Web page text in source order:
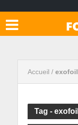
Accueil / exofoil
Tag - exofoil